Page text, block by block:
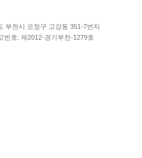
부천시 오정구 고강동 351-7번지
번호: 제2012-경기부천-1279호